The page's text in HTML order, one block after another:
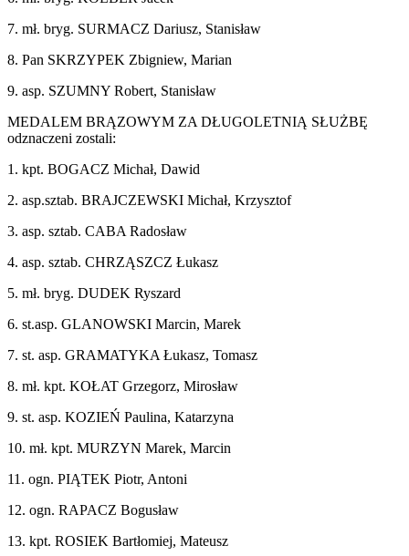
7. mł. bryg. SURMACZ Dariusz, Stanisław
8. Pan SKRZYPEK Zbigniew, Marian
9. asp. SZUMNY Robert, Stanisław
MEDALEM BRĄZOWYM ZA DŁUGOLETNIĄ SŁUŻBĘ
odznaczeni zostali:
1. kpt. BOGACZ Michał, Dawid
2. asp.sztab. BRAJCZEWSKI Michał, Krzysztof
3. asp. sztab. CABA Radosław
4. asp. sztab. CHRZĄSZCZ Łukasz
5. mł. bryg. DUDEK Ryszard
6. st.asp. GLANOWSKI Marcin, Marek
7. st. asp. GRAMATYKA Łukasz, Tomasz
8. mł. kpt. KOŁAT Grzegorz, Mirosław
9. st. asp. KOZIEŃ Paulina, Katarzyna
10. mł. kpt. MURZYN Marek, Marcin
11. ogn. PIĄTEK Piotr, Antoni
12. ogn. RAPACZ Bogusław
13. kpt. ROSIEK Bartłomiej, Mateusz